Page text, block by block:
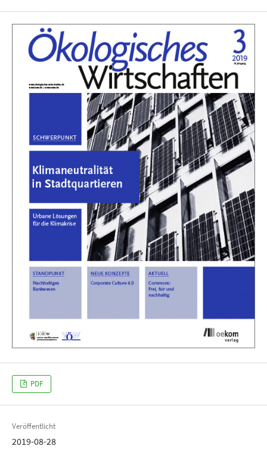
PDF
Veröffentlicht
2019-08-28